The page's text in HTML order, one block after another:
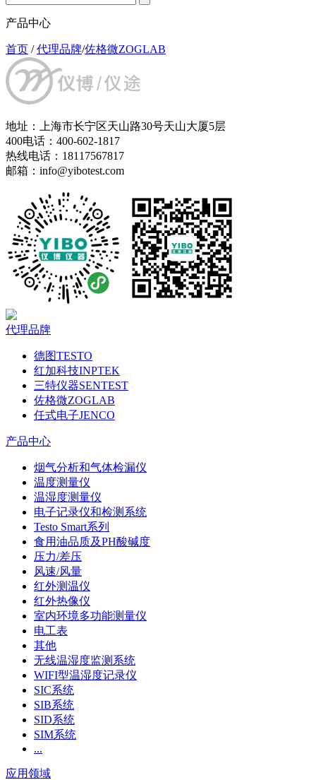
产品中心
首页 /代理品牌/佐格微ZOGLAB
地址：上海市长宁区天山路30号天山大厦5层
400电话：400-602-1817
热线电话：18117567817
邮箱：info@yibotest.com
代理品牌
德图TESTO
红加科技INPTEK
三特仪器SENTEST
佐格微ZOGLAB
任式电子JENCO
产品中心
烟气分析和气体检漏仪
温度测量仪
温湿度测量仪
电子记录仪和检测系统
Testo Smart系列
食用油品质及PH酸碱度
压力/差压
风速/风量
红外测温仪
红外热像仪
室内环境多功能测量仪
电工表
其他
无线温湿度监测系统
WIFI型温湿度记录仪
SIC系统
SIB系统
SID系统
SIM系统
...
应用领域